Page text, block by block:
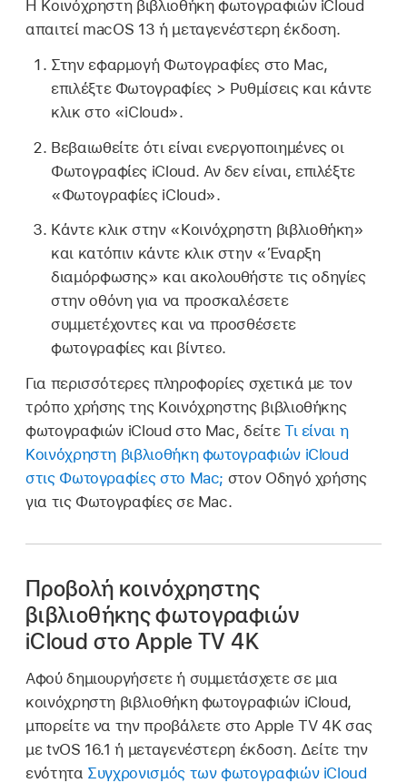
Η Κοινόχρηστη βιβλιοθήκη φωτογραφιών iCloud
απαιτεί macOS 13 ή μεταγενέστερη έκδοση.
Στην εφαρμογή Φωτογραφίες στο Mac,
επιλέξτε Φωτογραφίες > Ρυθμίσεις και κάντε
κλικ στο «iCloud».
Βεβαιωθείτε ότι είναι ενεργοποιημένες οι
Φωτογραφίες iCloud. Αν δεν είναι, επιλέξτε
«Φωτογραφίες iCloud».
Κάντε κλικ στην «Κοινόχρηστη βιβλιοθήκη»
και κατόπιν κάντε κλικ στην «Έναρξη
διαμόρφωσης» και ακολουθήστε τις οδηγίες
στην οθόνη για να προσκαλέσετε
συμμετέχοντες και να προσθέσετε
φωτογραφίες και βίντεο.
Για περισσότερες πληροφορίες σχετικά με τον
τρόπο χρήσης της Κοινόχρηστης βιβλιοθήκης
φωτογραφιών iCloud στο Mac, δείτε Τι είναι η
Κοινόχρηστη βιβλιοθήκη φωτογραφιών iCloud
στις Φωτογραφίες στο Mac; στον Οδηγό χρήσης
για τις Φωτογραφίες σε Mac.
Προβολή κοινόχρηστης
βιβλιοθήκης φωτογραφιών
iCloud στο Apple TV 4K
Αφού δημιουργήσετε ή συμμετάσχετε σε μια
κοινόχρηστη βιβλιοθήκη φωτογραφιών iCloud,
μπορείτε να την προβάλετε στο Apple TV 4K σας
με tvOS 16.1 ή μεταγενέστερη έκδοση. Δείτε την
ενότητα Συγχρονισμός των φωτογραφιών iCloud